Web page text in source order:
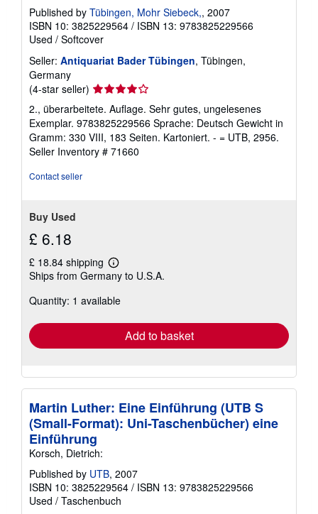
Published by Tübingen, Mohr Siebeck,, 2007
ISBN 10: 3825229564 / ISBN 13: 9783825229566
Used / Softcover
Seller: Antiquariat Bader Tübingen, Tübingen,
Germany
(4-star seller) Seller
rating
4
out
of
5
2., überarbeitete. Auflage. Sehr gutes, ungelesenes
Exemplar. 9783825229566 Sprache: Deutsch Gewicht in
Gramm: 330 VIII, 183 Seiten. Kartoniert. - = UTB, 2956.
Seller Inventory # 71660
Contact seller
Buy Used
£ 6.18
£ 18.84 shipping
Learn
more
shipping
Ships from Germany to U.S.A.
Quantity: 1 available
Add to basket
Martin Luther: Eine Einführung (UTB S
(Small-Format): Uni-Taschenbücher) eine
Einführung
Korsch, Dietrich:
Published by UTB, 2007
ISBN 10: 3825229564 / ISBN 13: 9783825229566
Used / Taschenbuch